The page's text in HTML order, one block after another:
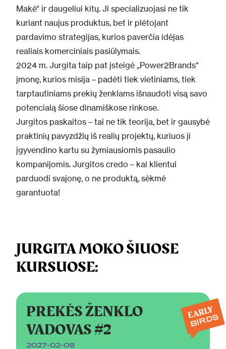
Makė“ ir daugeliui kitų. Ji specializuojasi ne tik
kuriant naujus produktus, bet ir plėtojant
pardavimo strategijas, kurios paverčia idėjas
realiais komerciniais pasiūlymais.
2024 m. Jurgita taip pat įsteigė „Power2Brands“
įmonę, kurios misija – padėti tiek vietiniams, tiek
tarptautiniams prekių ženklams išnaudoti visą savo
potencialą šiose dinamiškose rinkose.
Jurgitos paskaitos – tai ne tik teorija, bet ir gausybė
praktinių pavyzdžių iš realių projektų, kuriuos ji
įgyvendino kartu su žymiausiomis pasaulio
kompanijomis. Jurgitos credo – kai klientui
parduodi svajonę, o ne produktą, sėkmė
garantuota!
JURGITA MOKO ŠIUOSE
KURSUOSE:
PREKĖS ŽENKLO
VADOVAS #2
2027-02-08
EARLY
BIRDS